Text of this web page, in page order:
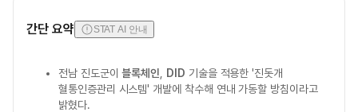
간단 요약 STAT AI 안내
전남 진도군이블록체인 DID 기술을 적용한 '진돗개
혈통인증관리 시스템' 개발에 착수해 연내 가동할 방침이라고
밝혔다.